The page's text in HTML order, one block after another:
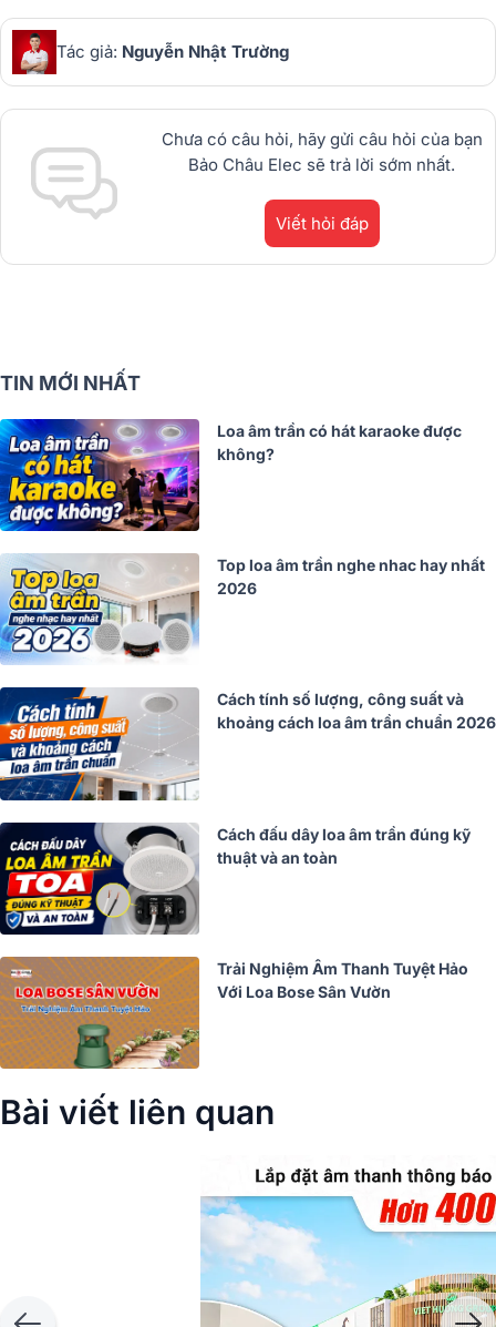
Tác giả: Nguyễn Nhật Trường
Chưa có câu hỏi, hãy gửi câu hỏi của bạn
Bảo Châu Elec sẽ trả lời sớm nhất.
Viết hỏi đáp
TIN MỚI NHẤT
Loa âm trần có hát karaoke được
không?
Top loa âm trần nghe nhac hay nhất
2026
Cách tính số lượng, công suất và
khoảng cách loa âm trần chuẩn 2026
Cách đấu dây loa âm trần đúng kỹ
thuật và an toàn
Trải Nghiệm Âm Thanh Tuyệt Hảo
Với Loa Bose Sân Vườn
Bài viết liên quan